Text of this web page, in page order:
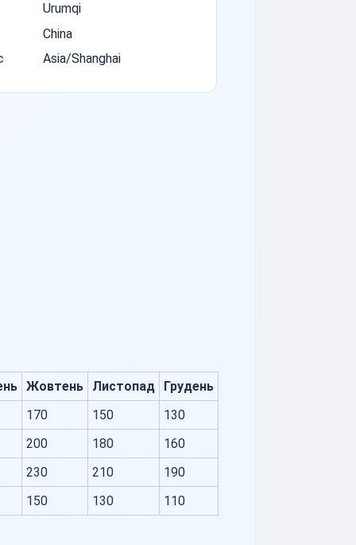
Жовтень Листопад
Грудень
170
150
130
200
180
160
230
210
190
150
130 110
Urumqi
China
Asia/Shanghai